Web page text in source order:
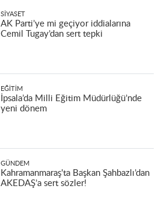
SIYASET
AK Parti’ye mi geçiyor iddialarına
Cemil Tugay’dan sert tepki
EĞITIM
İpsala’da Milli Eğitim Müdürlüğü’nde
yeni dönem
GÜNDEM
Kahramanmaraş'ta Başkan Şahbazlı’dan
AKEDAŞ’a sert sözler!